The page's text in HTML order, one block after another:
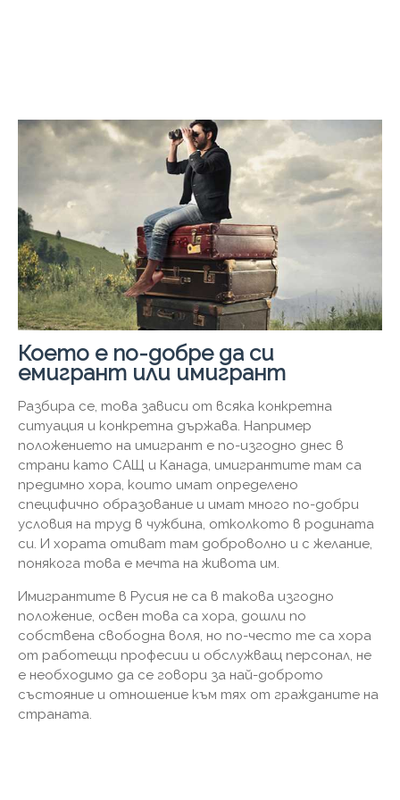
Което е по-добре да си
емигрант или имигрант
Разбира се, това зависи от всяка конкретна
ситуация и конкретна държава. Например
положението на имигрант е по-изгодно днес в
страни като САЩ и Канада, имигрантите там са
предимно хора, които имат определено
специфично образование и имат много по-добри
условия на труд в чужбина, отколкото в родината
си. И хората отиват там доброволно и с желание,
понякога това е мечта на живота им.
Имигрантите в Русия не са в такова изгодно
положение, освен това са хора, дошли по
собствена свободна воля, но по-често те са хора
от работещи професии и обслужващ персонал, не
е необходимо да се говори за най-доброто
състояние и отношение към тях от гражданите на
страната.